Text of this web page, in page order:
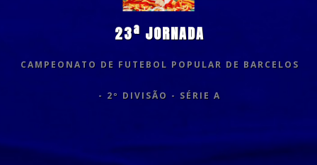
CLUBES
23ª JORNADA
CAMPEONATO DE FUTEBOL POPULAR DE BARCELOS
- 2º DIVISÃO - SÉRIE A